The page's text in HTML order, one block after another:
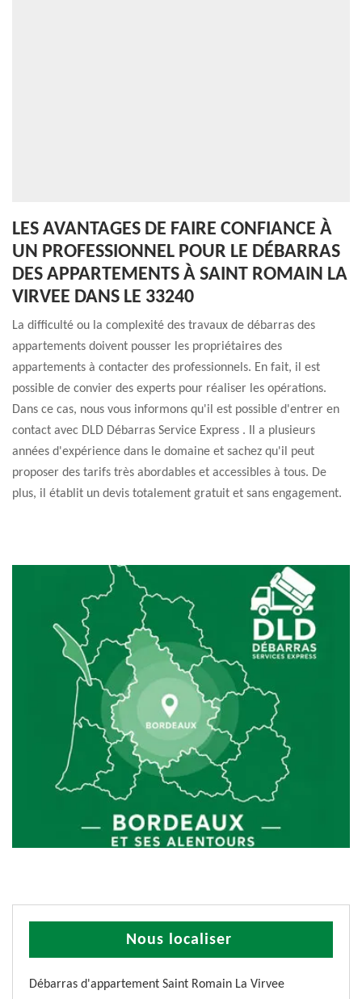
LES AVANTAGES DE FAIRE CONFIANCE À
UN PROFESSIONNEL POUR LE DÉBARRAS
DES APPARTEMENTS À SAINT ROMAIN LA
VIRVEE DANS LE 33240
La difficulté ou la complexité des travaux de débarras des
appartements doivent pousser les propriétaires des
appartements à contacter des professionnels. En fait, il est
possible de convier des experts pour réaliser les opérations.
Dans ce cas, nous vous informons qu'il est possible d'entrer en
contact avec DLD Débarras Service Express . Il a plusieurs
années d'expérience dans le domaine et sachez qu'il peut
proposer des tarifs très abordables et accessibles à tous. De
plus, il établit un devis totalement gratuit et sans engagement.
Nous localiser
Débarras d'appartement Saint Romain La Virvee